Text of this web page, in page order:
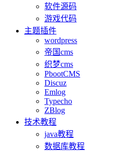
软件源码
游戏代码
主题插件
wordpress
帝国cms
织梦cms
PbootCMS
Discuz
Emlog
Typecho
ZBlog
技术教程
java教程
数据库教程